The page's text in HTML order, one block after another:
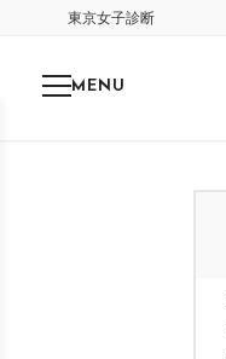
東京女子診断
MENU